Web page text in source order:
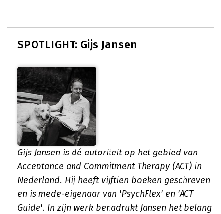
SPOTLIGHT: Gijs Jansen
Gijs Jansen is dé autoriteit op het gebied van
Acceptance and Commitment Therapy (ACT) in
Nederland. Hij heeft vijftien boeken geschreven
en is mede-eigenaar van 'PsychFlex' en 'ACT
Guide'. In zijn werk benadrukt Jansen het belang